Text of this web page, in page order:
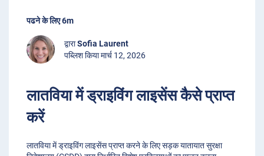
पढने के लिए 6m
द्वाराSofia Laurent
पब्लिश किया मार्च 12, 2026
लातविया में ड्राइविंग लाइसेंस कैसे प्राप्त
करें
लातविया में ड्राइविंग लाइसेंस प्राप्त करने के लिए सड़क यातायात सुरक्षा